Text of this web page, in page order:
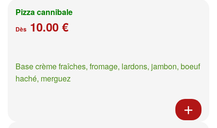
Pizza cannibale
Dès 10.00 €
Base crème fraîches, fromage, lardons, jambon, boeuf
haché, merguez